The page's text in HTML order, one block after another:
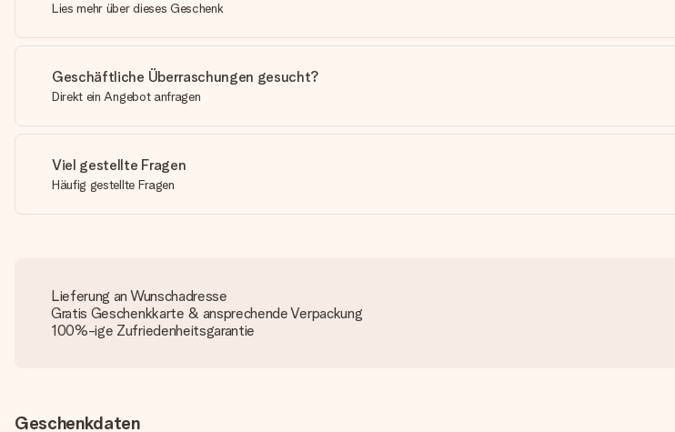
Lies mehr über dieses Geschenk
Geschäftliche Überraschungen gesucht?
Direkt ein Angebot anfragen
Viel gestellte Fragen
Häufig gestellte Fragen
Lieferung an Wunschadresse
Gratis Geschenkkarte & ansprechende Verpackung
100%-ige Zufriedenheitsgarantie
Geschenkdaten